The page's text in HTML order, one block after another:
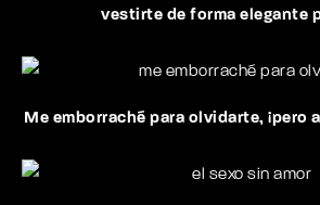
vestirte de forma elegante
Me emborraché para olvidarte, ¡pero